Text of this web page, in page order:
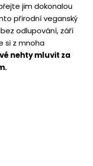
jim dokonalou
přírodní veganský
odlupování, září
si z mnoha
nehty mluvit za